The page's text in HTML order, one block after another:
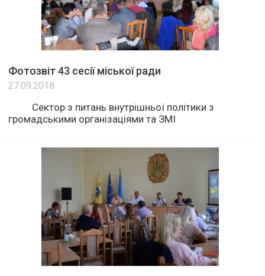
Фотозвіт 43 сесії міської ради
27.09.2018
Сектор з питань внутрішньої політики з
громадськими організаціями та ЗМІ